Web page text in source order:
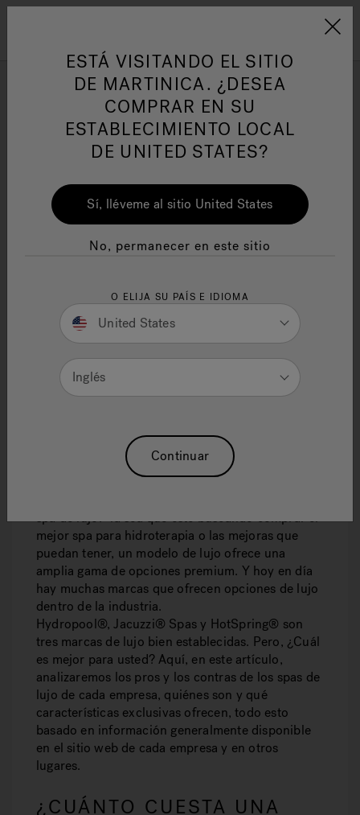
Jacuzzi&reg; Latin
Responsabilidad Social
HIDROMASAJE
MEJORES TINAS DE
HIDROMASAJE DE LUJO
(HYDROPOOL, JACUZZI
SPAS, HOTSPRING)
VENTAJAS, DESVENTAJAS
Y MÁS
spa de lujo? Ya sea que esté buscando comprar el
mejor spa para hidroterapia o las mejoras que
puedan tener, un modelo de lujo ofrece una
amplia gama de opciones premium. Y hoy en día
hay muchas marcas que ofrecen opciones de lujo
dentro de la industria.
Hydropool®, Jacuzzi® Spas y HotSpring® son
tres marcas de lujo bien establecidas. Pero, ¿Cuál
es mejor para usted? Aquí, en este artículo,
analizaremos los pros y los contras de los spas de
lujo de cada empresa, quiénes son y qué
características exclusivas ofrecen, todo esto
basado en información generalmente disponible
en el sitio web de cada empresa y en otros
lugares.
¿CUÁNTO CUESTA UNA
ESTÁ VISITANDO EL SITIO
DE MARTINICA. ¿DESEA
COMPRAR EN SU
ESTABLECIMIENTO LOCAL
DE UNITED STATES?
Sí, lléveme al sitio United States
No, permanecer en este sitio
O ELIJA SU PAÍS E IDIOMA
United States
Inglés
Continuar